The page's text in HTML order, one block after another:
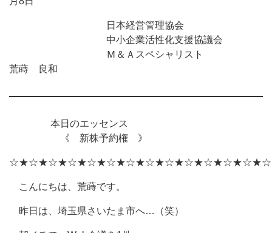
日本経営管理協会
中小企業活性化支援協議会
Ｍ＆Ａスペシャリスト
荒蒔 良和
本日のエッセンス
《 新株予約権 》
こんにちは、荒蒔です。
昨日は、埼玉県さいたま市へ…（笑）